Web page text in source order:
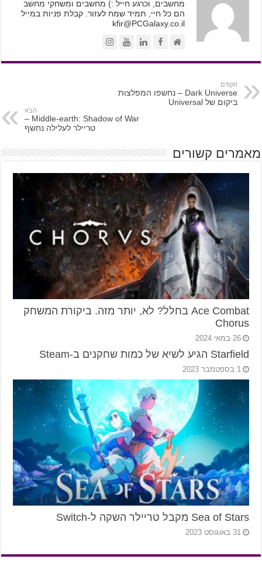
מחשבים, וכרגע חייל :) מחשבים ומשחקי מחשב
הם כל חיי, תמיד שמח לעזור. קבלת פניות במייל
kfir@PCGalaxy.co.il
הקודם
Dark Universe – נחשפו המפלצות
ביקום של Universal
הבא
Middle-earth: Shadow of War –
טריילר לעלילה נחשף
מאמרים קשורים
Ace Combat בחלל? לא, יותר מזה. ביקורת המשחק
Chorus
26 במאי 2024
Starfield הגיע לשיא של כמות שחקנים ב-Steam
1 בספטמבר 2023
Sea of Stars מקבל טריילר השקה ל-Switch
31 באוגוסט 2023